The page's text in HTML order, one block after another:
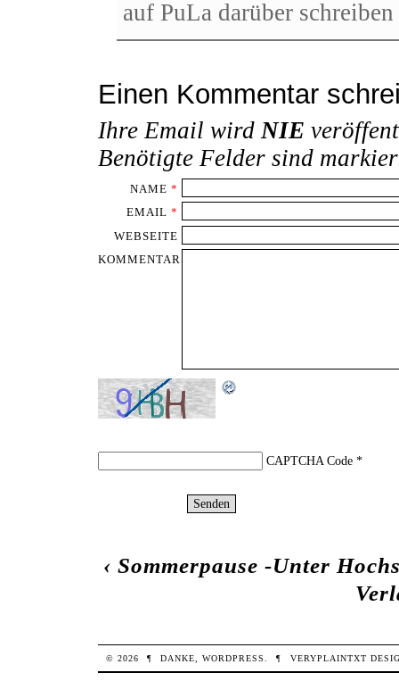
auf PuLa darüber
Einen Kommentar
Ihre Email wirdNIE
Benötigte Felder sind
NAME *
EMAIL *
WEBSEITE
KOMMENTAR
CAPTCHA Code*
‹ Sommerpause -Unter
© 2026 ¶ DANKE,WORDPRESS ¶ VERYPLAINTXT